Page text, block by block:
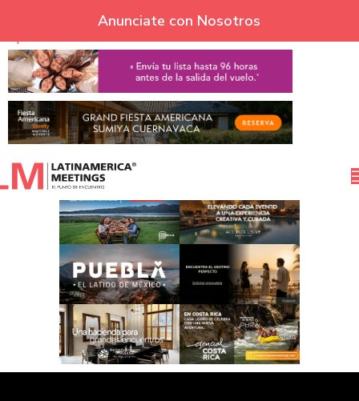
Skip to navigation
Skip to main content
Anunciate con Nosotros